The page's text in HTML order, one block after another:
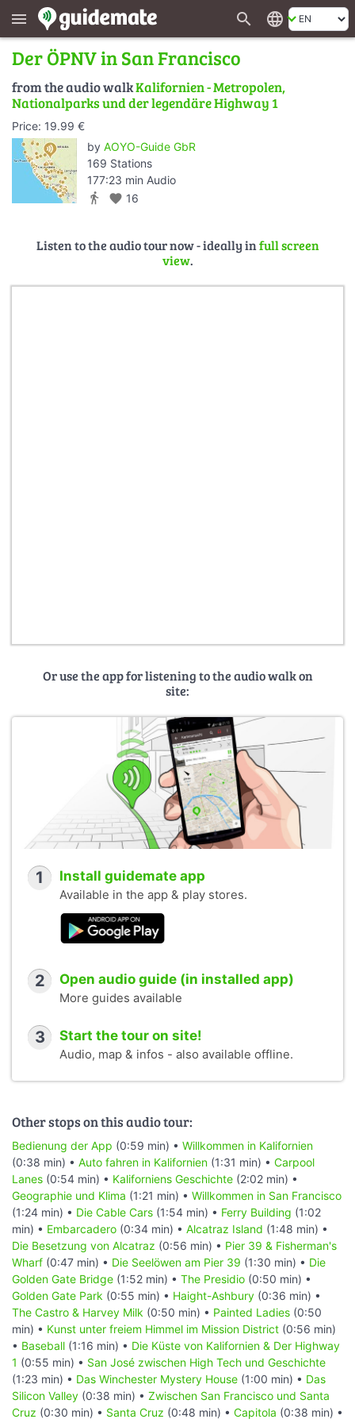
menu search language
Der ÖPNV in San Francisco
from the audio walkKalifornien - Metropolen,
Nationalparks und der legendäre Highway 1
Price: 19.99 €
by AOYO-Guide GbR
169 Stations
177:23 min Audio
directions_walk favorite 16
Listen to the audio tour now - ideally infull screen
view.
Or use the app for listening to the audio walk on
site:
1 Install guidemate app
Available in the app & play stores.
2 Open audio guide (in installed app)
More guides available
3 Start the tour on site!
Audio, map & infos - also available offline.
Other stops on this audio tour:
Bedienung der App (0:59 min) • Willkommen in Kalifornien
(0:38 min) • Auto fahren in Kalifornien (1:31 min) • Carpool
Lanes (0:54 min) • Kaliforniens Geschichte (2:02 min) •
Geographie und Klima (1:21 min) • Willkommen in San Francisco
(1:24 min) • Die Cable Cars (1:54 min) • Ferry Building (1:02
min) • Embarcadero (0:34 min) • Alcatraz Island (1:48 min) •
Die Besetzung von Alcatraz (0:56 min) • Pier 39 & Fisherman's
Wharf (0:47 min) • Die Seelöwen am Pier 39 (1:30 min) • Die
Golden Gate Bridge (1:52 min) • The Presidio (0:50 min) •
Golden Gate Park (0:55 min) • Haight-Ashbury (0:36 min) •
The Castro & Harvey Milk (0:50 min) • Painted Ladies (0:50
min) • Kunst unter freiem Himmel im Mission District (0:56 min)
• Baseball (1:16 min) • Die Küste von Kalifornien & Der Highway
1 (0:55 min) • San José zwischen High Tech und Geschichte
(1:23 min) • Das Winchester Mystery House (1:00 min) • Das
Silicon Valley (0:38 min) • Zwischen San Francisco und Santa
Cruz (0:30 min) • Santa Cruz (0:48 min) • Capitola (0:38 min) •